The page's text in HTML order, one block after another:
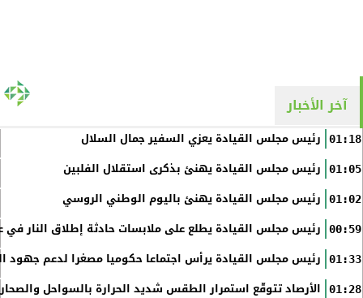
آخر الأخبار
01:18 رئيس مجلس القيادة يعزي السفير جمال السلال
01:05 رئيس مجلس القيادة يهنئ بذكرى استقلال الفلبين
01:02 رئيس مجلس القيادة يهنئ باليوم الوطني الروسي
00:59 رئيس مجلس القيادة يطلع على ملابسات حادثة إطلاق النار في
01:33 رئيس مجلس القيادة يرأس اجتماعا حكوميا مصغرا لدعم جهود
01:28 الأرصاد تتوقّع استمرار الطقس شديد الحرارة بالسواحل